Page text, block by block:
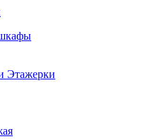
Этажерки